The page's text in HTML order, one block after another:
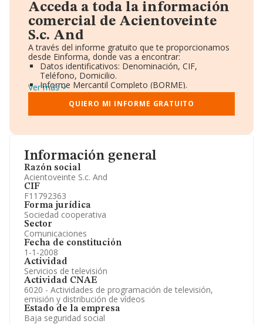
Información general
Razón social
Acientoveinte S.c. And
CIF
F11792363
Forma jurídica
Sociedad cooperativa
Sector
Comunicaciones
Fecha de constitución
1-1-2008
Actividad
Servicios de televisión
Actividad CNAE
6020 - Actividades de programación de televisión,
emisión y distribución de vídeos
Estado de la empresa
Baja seguridad social
Acceda a toda la información
comercial de Acientoveinte
S.c. And
A través del informe gratuito que te proporcionamos
desde Einforma, donde vas a encontrar:
Datos identificativos: Denominación, CIF,
Teléfono, Domicilio.
Informe Mercantil Completo (BORME).
Gráficos de Evolución Ventas y Empleados.
Consejo de Administración y Administradores.
Directivos y Ejecutivos.
Información oficial y registral complementaria.
Ver más
QUIERO MI INFORME GRATUITO